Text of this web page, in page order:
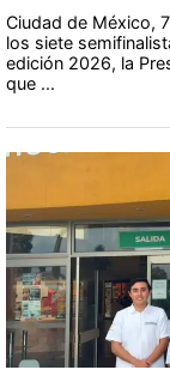
Ciudad de México,
los siete
edición 2026, la
que ...